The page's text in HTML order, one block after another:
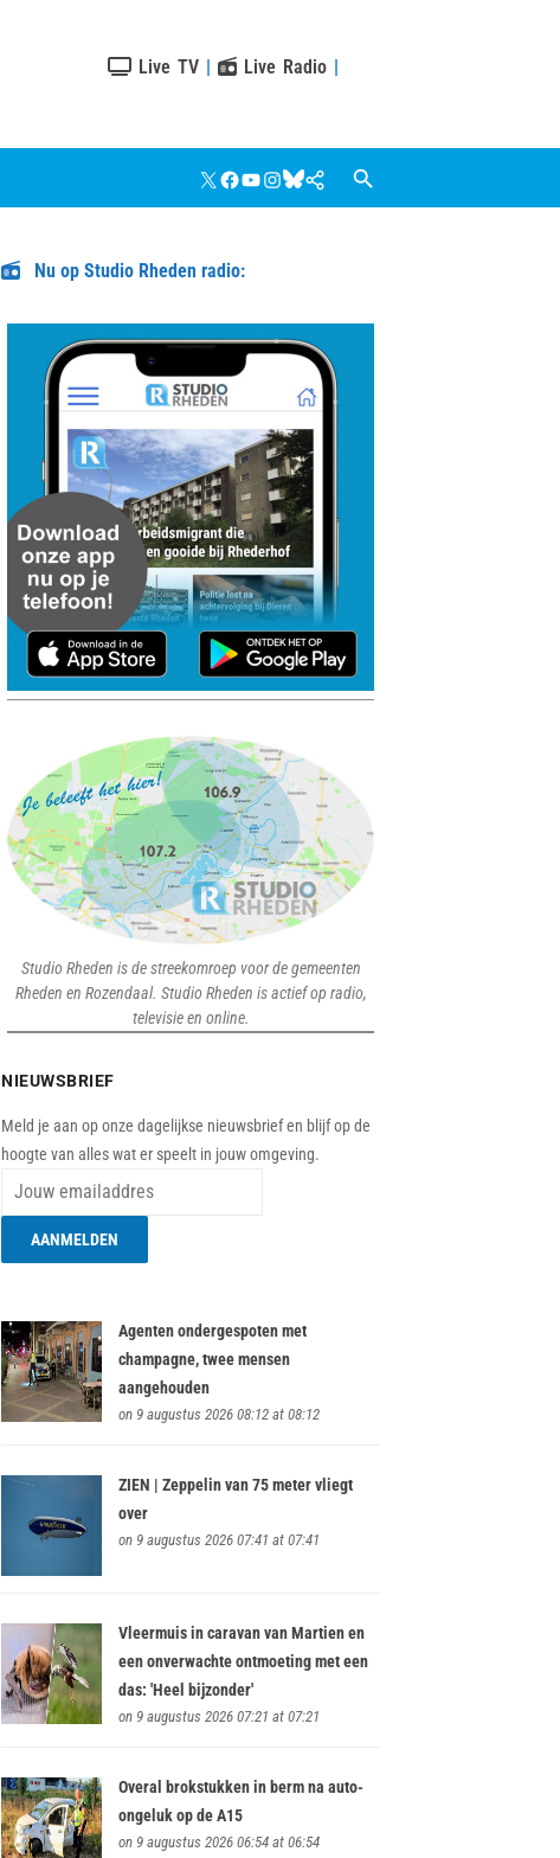
Live TV | Live Radio |
X Facebook
YouTube
Instagram
Bluesky
Google
Nieuws
Nu op Studio Rheden radio:
Studio Rheden is de streekomroep voor de gemeenten
Rheden en Rozendaal. Studio Rheden is actief op radio,
televisie en online.
NIEUWSBRIEF
Meld je aan op onze dagelijkse nieuwsbrief en blijf op de
hoogte van alles wat er speelt in jouw omgeving.
Agenten ondergespoten met
champagne, twee mensen
aangehouden
on 9 augustus 2026 08:12 at 08:12
ZIEN | Zeppelin van 75 meter vliegt
over
on 9 augustus 2026 07:41 at 07:41
Vleermuis in caravan van Martien en
een onverwachte ontmoeting met een
das: 'Heel bijzonder'
on 9 augustus 2026 07:21 at 07:21
Overal brokstukken in berm na auto-
ongeluk op de A15
on 9 augustus 2026 06:54 at 06:54